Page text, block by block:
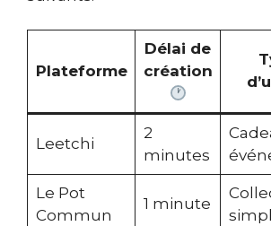
Plateforme
Délai de
création
Leetchi
2
minutes
Le Pot
Commun
1 minute